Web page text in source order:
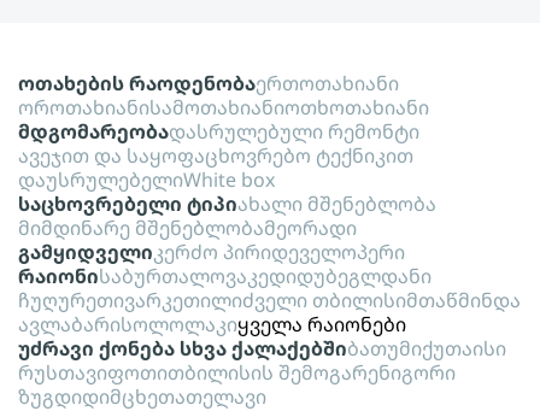
ოთახების რაოდენობაერთოთახიანი
ოროთახიანისამოთახიანიოთხოთახიანი
მდგომარეობადასრულებული რემონტი
ავეჯით და საყოფაცხოვრებო ტექნიკით
დაუსრულებელიWhite box
საცხოვრებელი ტიპიახალი მშენებლობა
მიმდინარე მშენებლობამეორადი
გამყიდველიკერძო პირიდეველოპერი
რაიონისაბურთალოვაკედიდუბეგლდანი
ჩუღურეთივარკეთილიძველი თბილისიმთაწმინდა
ავლაბარისოლოლაკიყველა რაიონები
უძრავი ქონება სხვა ქალაქებშიბათუმიქუთაისი
რუსთავიფოთითბილისის შემოგარენიგორი
ზუგდიდიმცხეთათელავი